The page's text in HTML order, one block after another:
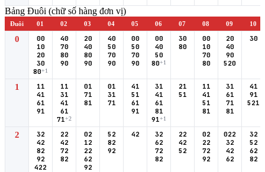
Bảng Đuôi (chữ số hàng đơn vị)
Đuôi 01 02 03 04 05 06 07 08 09 10
0
00
10
20
30
80+1
40
70
80
90
20
40
80
90
40
50
70
90
00
50
70
90
00
40
50
80+1
30
80
00
10
70
80
20
40
90
520
30
1
11
41
61
91
11
31
41
61
71+2
01
71
81
01
31
71
41
51
61
91
31
41
61
81
91+1
21
51
11
41
51
81
31
61
71
81
41
91
521
2
32
42
82
92
422
22
42
72
82
02
12
22
62
92
52
82
92
42
32
62
72
82
22
42
52
02
22
72
92
022
32
42
62
32
52
62
82